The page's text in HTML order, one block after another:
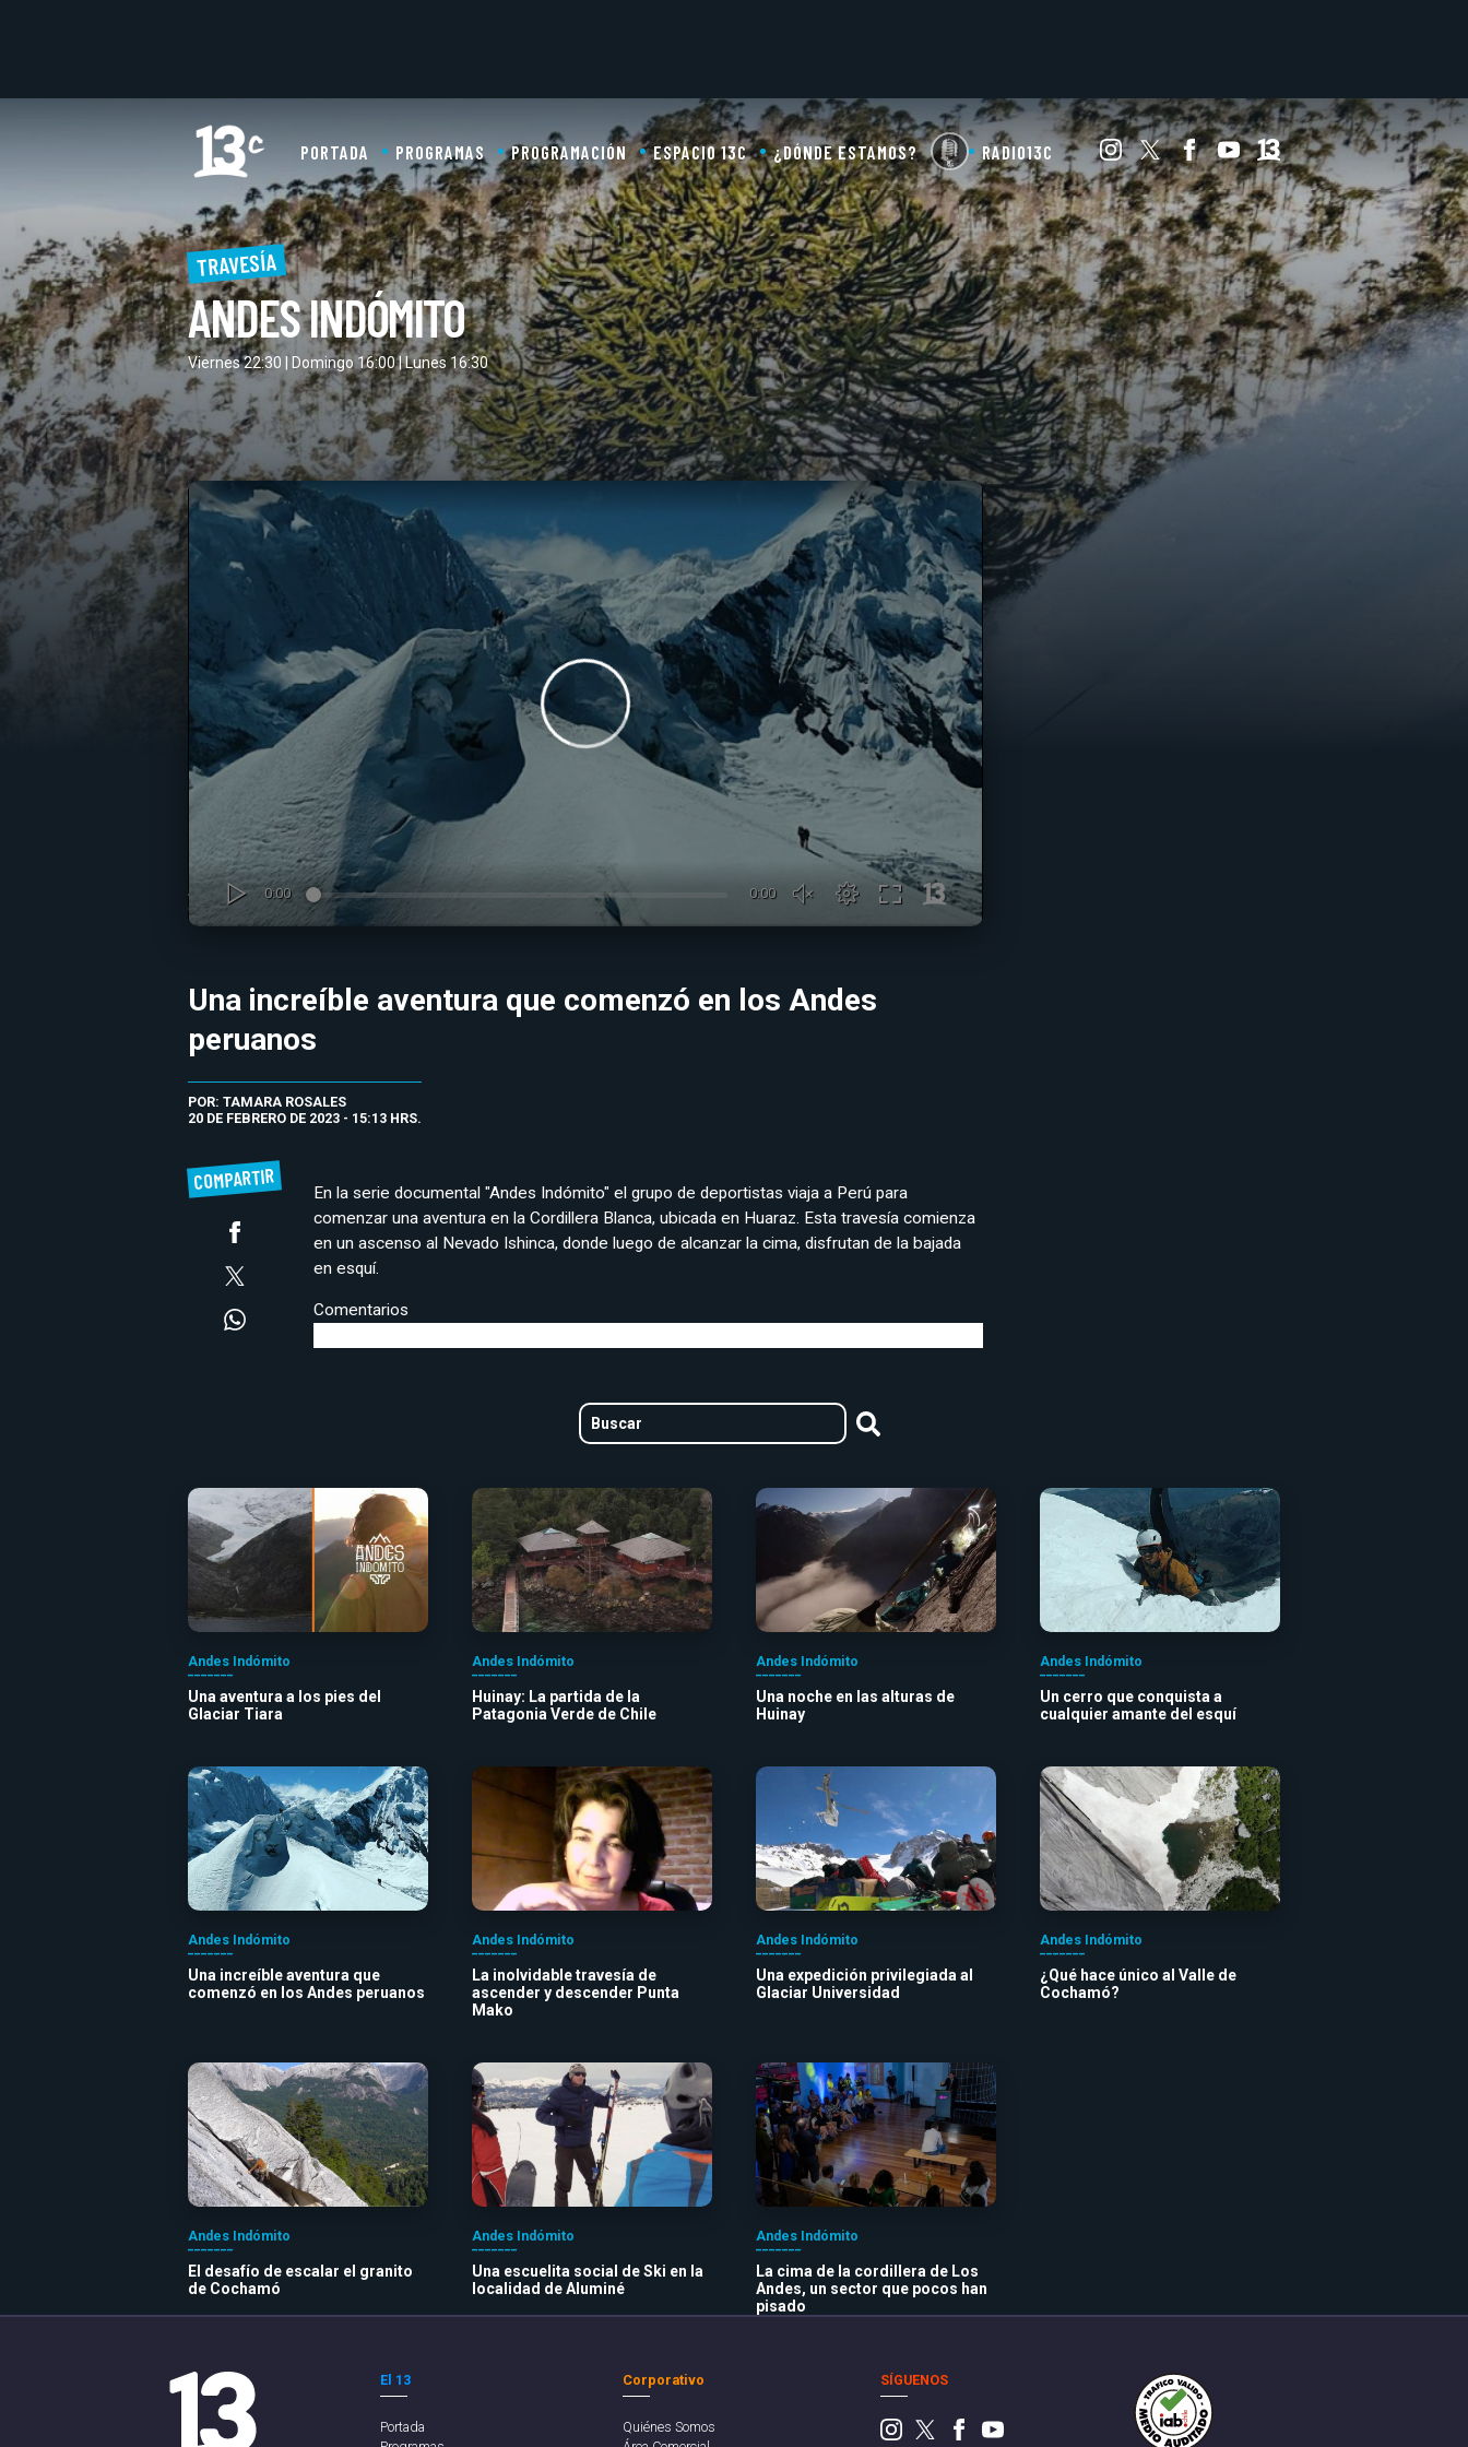
PORTADA PROGRAMAS PROGRAMACIÓN ESPACIO 13C ¿DÓNDE ESTAMOS? RADIO13C
TRAVESÍA
ANDES INDÓMITO
Viernes 22:30 | Domingo 16:00 | Lunes 16:30
Una increíble aventura que comenzó en los Andes
peruanos
POR: TAMARA ROSALES
20 DE FEBRERO DE 2023 - 15:13 HRS.
COMPARTIR
En la serie documental "Andes Indómito" el grupo de deportistas viaja a Perú para
comenzar una aventura en la Cordillera Blanca, ubicada en Huaraz. Esta travesía comienza
en un ascenso al Nevado Ishinca, donde luego de alcanzar la cima, disfrutan de la bajada
en esquí.
Comentarios
Andes Indómito
Una aventura a los pies del
Glaciar Tiara
Andes Indómito
Huinay: La partida de la
Patagonia Verde de Chile
Andes Indómito
Una noche en las alturas de
Huinay
Andes Indómito
Un cerro que conquista a
cualquier amante del esquí
Andes Indómito
Una increíble aventura que
comenzó en los Andes peruanos
Andes Indómito
La inolvidable travesía de
ascender y descender Punta
Mako
Andes Indómito
Una expedición privilegiada al
Glaciar Universidad
Andes Indómito
¿Qué hace único al Valle de
Cochamó?
Andes Indómito
El desafío de escalar el granito
de Cochamó
Andes Indómito
Una escuelita social de Ski en la
localidad de Aluminé
Andes Indómito
La cima de la cordillera de Los
Andes, un sector que pocos han
pisado
El 13
Portada
Corporativo
Quiénes Somos
SÍGUENOS